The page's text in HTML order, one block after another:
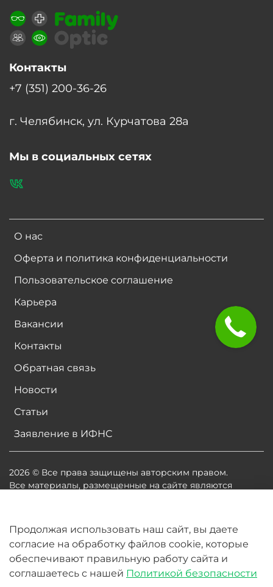
О нас
Оферта и политика конфиденциальности
Пользовательское соглашение
Карьера
Вакансии
Контакты
Обратная связь
Новости
Статьи
Заявление в ИФНС
Контакты
+7 (351) 200-36-26
г. Челябинск, ул. Курчатова 28а
Мы в социальных сетях
2026 © Все права защищены авторским правом.
Все материалы, размещенные на сайте являются
владельцев сайта есть соглашение о размещении
материалов. Копирование любой информации может
повлечь за собой судебное разбирательство.
Продолжая использовать наш сайт, вы даете
согласие на обработку файлов cookie, которые
обеспечивают правильную работу сайта и
соглашаетесь с нашей Политикой безопасности